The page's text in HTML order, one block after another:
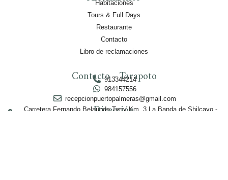
Habitaciones
Tours & Full Days
Restaurante
Contacto
Libro de reclamaciones
Contacto - Tarapoto
913344214
984157556
recepcionpuertopalmeras@gmail.com
Dirección
Carretera Fernando Belaunde Terry Km. 3 La Banda de Shilcayo -